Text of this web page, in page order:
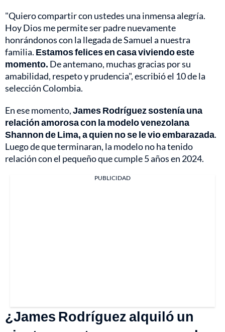
"Quiero compartir con ustedes una inmensa alegría.
Hoy Dios me permite ser padre nuevamente
honrándonos con la llegada de Samuel a nuestra
familia. Estamos felices en casa viviendo este
momento. De antemano, muchas gracias por su
amabilidad, respeto y prudencia", escribió el 10 de la
selección Colombia.
En ese momento,James Rodríguez sostenía una
relación amorosa con la modelo venezolana
Shannon de Lima, a quien no se le vio embarazada.
Luego de que terminaran, la modelo no ha tenido
relación con el pequeño que cumple 5 años en 2024.
PUBLICIDAD
¿James Rodríguez alquiló un